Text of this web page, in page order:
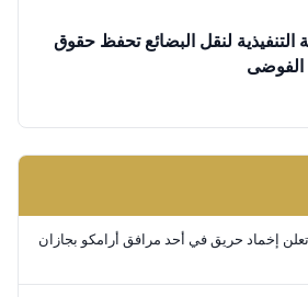
التنفيذية لنقل البضائع تحفظ حقوق
الفوضى
إخماد حريق في أحد مرافق أرامكو بجازان